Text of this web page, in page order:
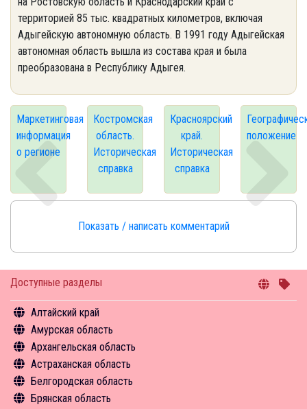
Доступные разделы
Алтайский край
Общая информация
Объекты туристского притяжения
Инфрастуктура туризма
Туризм в цифрах
Чем заняться
Амурская область
Общая информация
Объекты туристского притяжения
Инфрастуктура туризма
Туризм в цифрах
Архангельская область
Общая информация
Объекты туристского притяжения
Инфрастуктура туризма
Астраханская область
Общая информация
Объекты туристского притяжения
Белгородская область
Общая информация
Брянская область
территорией 85 тыс. квадратных километров, включая
Адыгейскую автономную область. В 1991 году Адыгейская
автономная область вышла из состава края и была
преобразована в Республику Адыгея.
Маркетинговая
информация
о регионе
Костромская
область.
Историческая
справка
Красноярский
край.
Историческая
справка
положение
Показать / написать комментарий